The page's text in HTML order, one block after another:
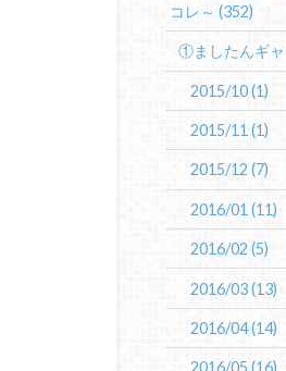
コレ～(352)
①ましたんギャ
2015/10(1)
2015/11(1)
2015/12(7)
2016/01(11)
2016/02(5)
2016/03(13)
2016/04(14)